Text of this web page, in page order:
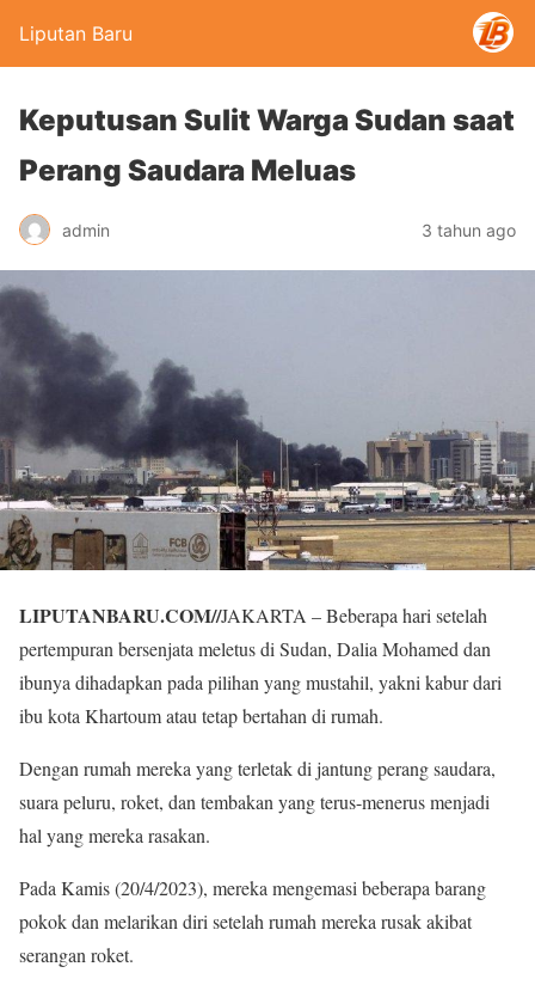
Liputan Baru
Keputusan Sulit Warga Sudan saat
Perang Saudara Meluas
admin 3 tahun ago
LIPUTANBARU.COM//JAKARTA – Beberapa hari setelah
pertempuran bersenjata meletus di Sudan, Dalia Mohamed dan
ibunya dihadapkan pada pilihan yang mustahil, yakni kabur dari
ibu kota Khartoum atau tetap bertahan di rumah.
Dengan rumah mereka yang terletak di jantung perang saudara,
suara peluru, roket, dan tembakan yang terus-menerus menjadi
hal yang mereka rasakan.
Pada Kamis (20/4/2023), mereka mengemasi beberapa barang
pokok dan melarikan diri setelah rumah mereka rusak akibat
serangan roket.